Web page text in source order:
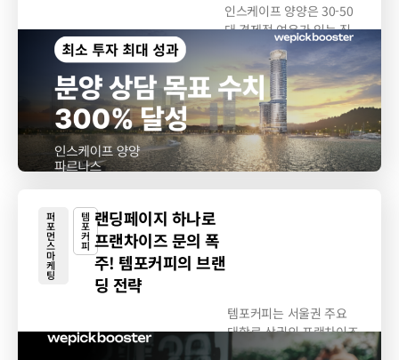
인스케이프 양양은 30-50
대 경제적 여유가 있는 직
장인을 주요...
퍼
포
먼
스
마
케
팅
템
포
커
피
랜딩페이지 하나로
프랜차이즈 문의 폭
주! 템포커피의 브랜
딩 전략
템포커피는 서울권 주요
대학로 상권의 프랜차이즈
가맹 네트워크...